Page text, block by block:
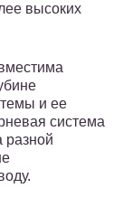
высоких
и ее
система
разной